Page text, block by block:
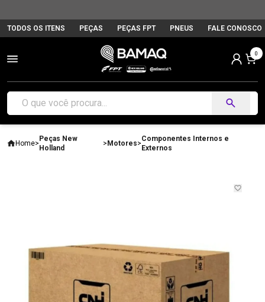
TODOS OS ITENS PEÇAS PEÇAS FPT PNEUS FALE CONOSCO
0
Home>
Peças New
Holland
>Motores>
Componentes Internos e
Externos